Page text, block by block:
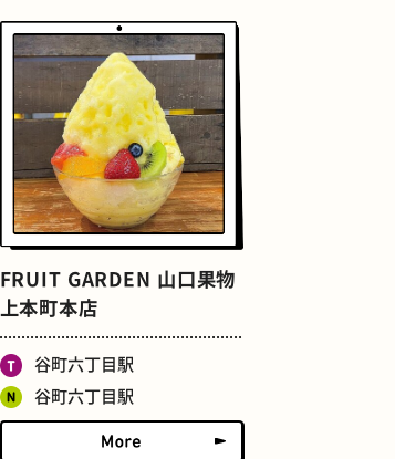
ジェラート
FRUIT GARDEN 山口果物
上本町本店
谷町六丁目駅
谷町六丁目駅